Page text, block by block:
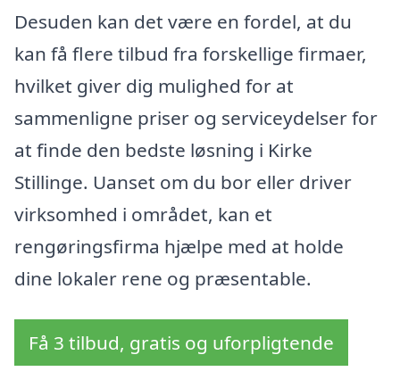
Desuden kan det være en fordel, at du
kan få flere tilbud fra forskellige firmaer,
hvilket giver dig mulighed for at
sammenligne priser og serviceydelser for
at finde den bedste løsning i Kirke
Stillinge. Uanset om du bor eller driver
virksomhed i området, kan et
rengøringsfirma hjælpe med at holde
dine lokaler rene og præsentable.
Få 3 tilbud, gratis og uforpligtende